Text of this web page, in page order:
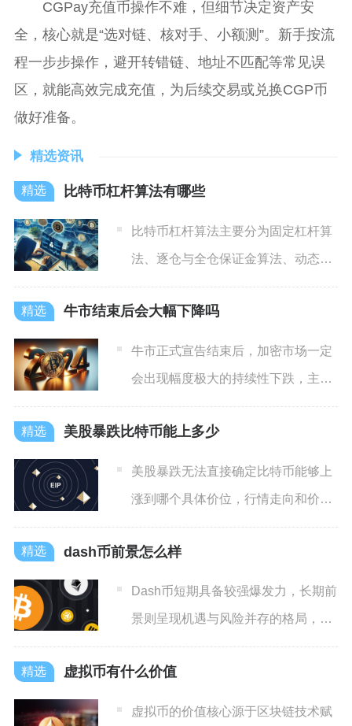
CGPay充值币操作不难，但细节决定资产安
全，核心就是“选对链、核对手、小额测”。新手按流
程一步步操作，避开转错链、地址不匹配等常见误
区，就能高效完成充值，为后续交易或兑换CGP币
做好准备。
精选资讯
比特币杠杆算法有哪些
比特币杠杆算法主要分为固定杠杆算
法、逐仓与全仓保证金算法、动态调
仓杠杆算法、AI动态风控杠
牛市结束后会大幅下降吗
牛市正式宣告结束后，加密市场一定
会出现幅度极大的持续性下跌，主流
币种普遍回撤五成以上，山寨
美股暴跌比特币能上多少
美股暴跌无法直接确定比特币能够上
涨到哪个具体价位，行情走向和价格
空间取决于股市下跌背后的核
dash币前景怎么样
Dash币短期具备较强爆发力，长期前
景则呈现机遇与风险并存的格局，核
心驱动力来自Evolu
虚拟币有什么价值
虚拟币的价值核心源于区块链技术赋